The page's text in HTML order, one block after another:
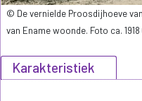
Karakteristiek
© De vernielde Proosdijhoeve
van Ename woonde. Foto ca.